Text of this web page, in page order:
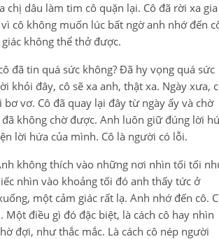
dâu làm tim cô quặn lại. Cô đã rời xa gia
cô không muốn lúc bất ngờ anh nhớ đến
không thể thở được.
đã tin quá sức không? Đã hy vọng quá sức
khỏi đây, cô sẽ xa anh, thật xa. Ngày xưa,
vơ. Cô đã quay lại đây từ ngày ấy và chờ
không chờ được. Anh luôn giữ đúng lời
lời hứa của mình. Cô là người có lỗi.
không thích vào những nơi nhìn tối tối
nhìn vào khoảng tối đó anh thấy tức ở
một cảm giác rất lạ. Anh nhớ đến cô.
điều gì đó đặc biệt, là cách cô hay nhìn
đợi, như thắc mắc. Là cách cô nép người